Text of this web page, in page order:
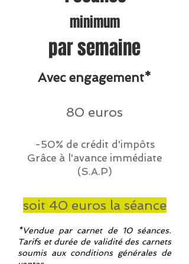
minimum
par semaine
Avec engagement*
80 euros
-50% de crédit d'impôts
Grâce à l'avance immédiate
(S.A.P)
soit 40 euros la séance
*Vendue par carnet de 10 séances.
Tarifs et durée de validité des carnets
soumis aux conditions générales de